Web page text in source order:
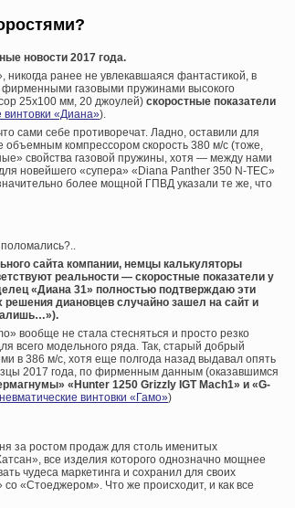
новости 2017 года.
никогда ранее не увлекавшаяся фантастикой, в
газовыми пружинами высокого
25х100 мм, 20 джоулей) скоростные показатели
винтовки «Диана»).
сами себе противоречат. Ладно, оставили для
объемным компрессором скорость 380 м/с (тоже,
свойства газовой пружины, хотя — между нами
новейшего «супера» «Diana Panther 350 N-TEC»
более мощной ГПВД указали те же, что
поломались?..
сайта компании, немцы калькуляторы
реальности — скоростные показатели у
«Диана 31» полностью подтверждаю эти
диановцев случайно зашел на сайт и
вообще не стала стесняться и просто резко
всего модельного ряда. Так, старый добрый
в 386 м/с, хотя еще полгода назад выдавал опять
2017 года, по фирменным данным (оказавшимся
«Hunter 1250 Grizzly IGT Mach1» и «G-
винтовки «Гамо»)
за ростом продаж для столь именитых
все изделия которого однозначно мощнее
чудеса маркетинга и сохранил для своих
«Стоеджером». Что же происходит, и как все